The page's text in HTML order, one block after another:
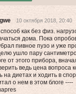
10 октября 2018, 20:40
как без физ.
дома. Пока
пивное пузо и уже
ушло пару
от этого прибора,
ведь цена вопроса
на диетах и ходить в
о нем в этом блоге ----